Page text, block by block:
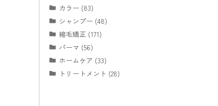
カラー (83)
シャンプー (48)
縮毛矯正 (171)
パーマ (56)
ホームケア (33)
トリートメント (28)